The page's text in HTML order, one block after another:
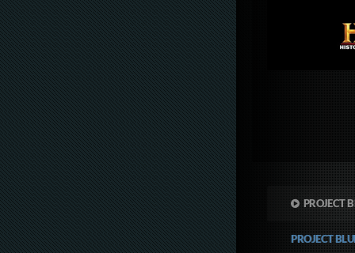
PROJECT
PROJECT